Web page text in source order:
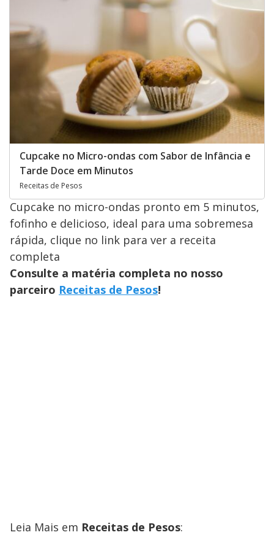
Cupcake no Micro-ondas com Sabor de Infância e
Tarde Doce em Minutos
Receitas de Pesos
Cupcake no micro-ondas pronto em 5 minutos,
fofinho e delicioso, ideal para uma sobremesa
rápida, clique no link para ver a receita
completa
Consulte a matéria completa no nosso
parceiro Receitas de Pesos!
Leia Mais em Receitas de Pesos: